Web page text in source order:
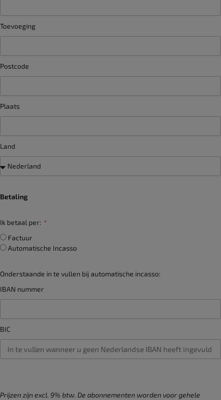
Toevoeging
Postcode
Plaats
Land
Betaling
Ik betaal per:
Factuur
Automatische Incasso
Onderstaande in te vullen bij automatische incasso:
IBAN nummer
BIC
Prijzen zijn excl. 9% btw. De abonnementen worden voor gehele